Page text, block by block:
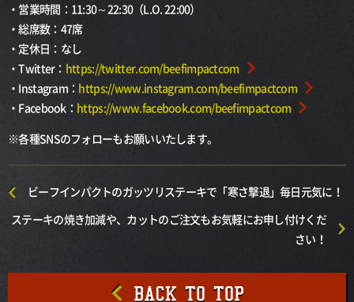
・営業時間：11:30～22:30（L.O. 22:00）
・総席数：47席
・定休日：なし
・Twitter： https://twitter.com/beefimpactcom
・Instagram： https://www.instagram.com/beefimpactcom
・Facebook： https://www.facebook.com/beefimpactcom
※各種SNSのフォローもお願いいたします。
ビーフインパクトのガッツリステーキで「寒さ撃退」毎日元気に！
ステーキの焼き加減や、カットのご注文もお気軽にお申し付けくだ
さい！